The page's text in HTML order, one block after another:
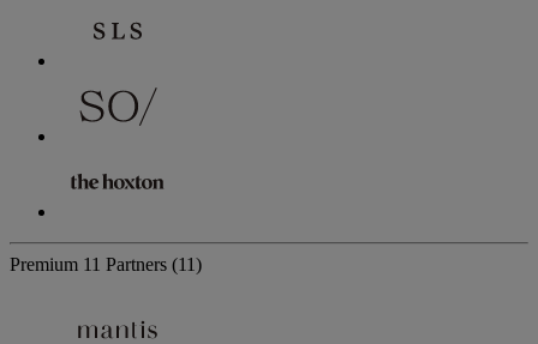
Premium 11 Partners (11)